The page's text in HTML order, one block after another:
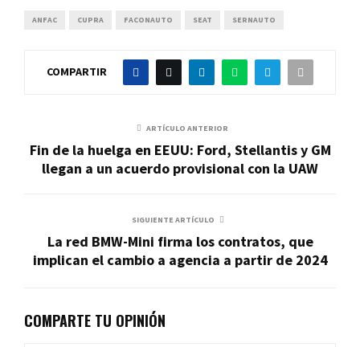
ANFAC CUPRA FACONAUTO SEAT SERNAUTO
COMPARTIR
ARTÍCULO ANTERIOR
Fin de la huelga en EEUU: Ford, Stellantis y GM
llegan a un acuerdo provisional con la UAW
SIGUIENTE ARTÍCULO
La red BMW-Mini firma los contratos, que
implican el cambio a agencia a partir de 2024
COMPARTE TU OPINIÓN